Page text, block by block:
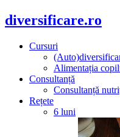
diversificare.ro
Cursuri
Alimentația
Consultanță
Consultanță
Rețete
6 luni